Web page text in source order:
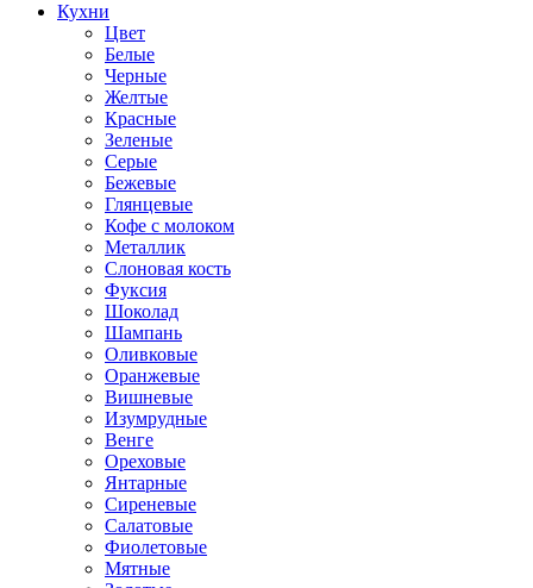
Кухни
Цвет
Белые
Черные
Желтые
Красные
Зеленые
Серые
Бежевые
Глянцевые
Кофе с молоком
Металлик
Слоновая кость
Фуксия
Шоколад
Шампань
Оливковые
Оранжевые
Вишневые
Изумрудные
Венге
Ореховые
Янтарные
Сиреневые
Салатовые
Фиолетовые
Мятные